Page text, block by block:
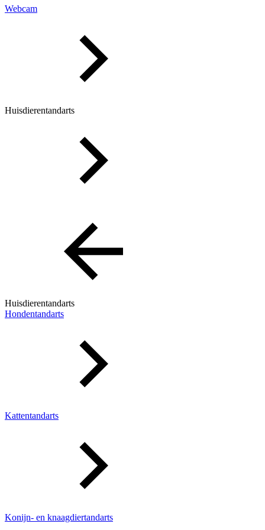
Webcam
Huisdierentandarts
Huisdierentandarts
Hondentandarts
Kattentandarts
Konijn- en knaagdiertandarts